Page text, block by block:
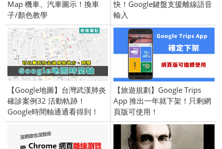
Map 機車、汽車圖示！換車
子/顏色教學
快！Google鍵盤支援離線語音
輸入
【Google地圖】台灣武漢肺炎
確診案例32 活動軌跡！
Google時間軸通通看得到！
【旅遊規劃】Google Trips
App 推出一年就下架！只剩網
頁版可使用！